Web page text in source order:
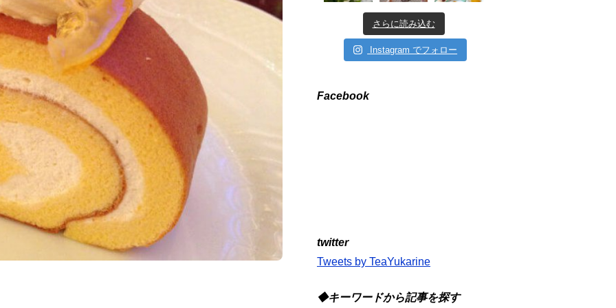
さらに読み込む
Instagram でフォロー
Facebook
twitter
Tweets by TeaYukarine
◆キーワードから記事を探す